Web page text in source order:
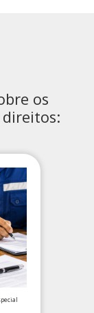
os
direitos: